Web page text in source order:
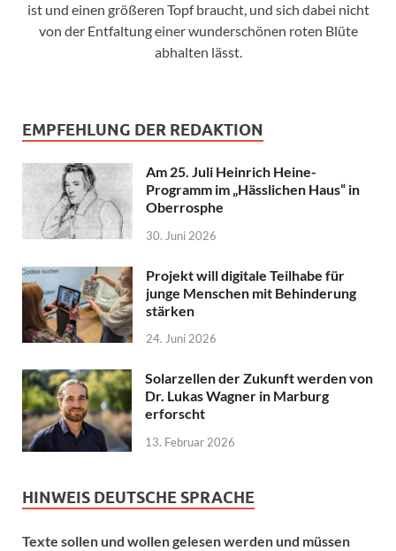
ist und einen größeren Topf braucht, und sich dabei nicht
von der Entfaltung einer wunderschönen roten Blüte
abhalten lässt.
EMPFEHLUNG DER REDAKTION
Am 25. Juli Heinrich Heine-
Programm im „Hässlichen Haus“ in
Oberrosphe
30. Juni 2026
Projekt will digitale Teilhabe für
junge Menschen mit Behinderung
stärken
24. Juni 2026
Solarzellen der Zukunft werden von
Dr. Lukas Wagner in Marburg
erforscht
13. Februar 2026
HINWEIS DEUTSCHE SPRACHE
Texte sollen und wollen gelesen werden und müssen